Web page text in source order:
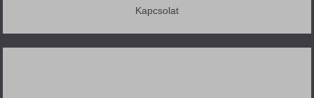
Kapcsolat